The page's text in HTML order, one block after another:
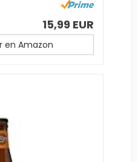
15,99 EUR
en Amazon